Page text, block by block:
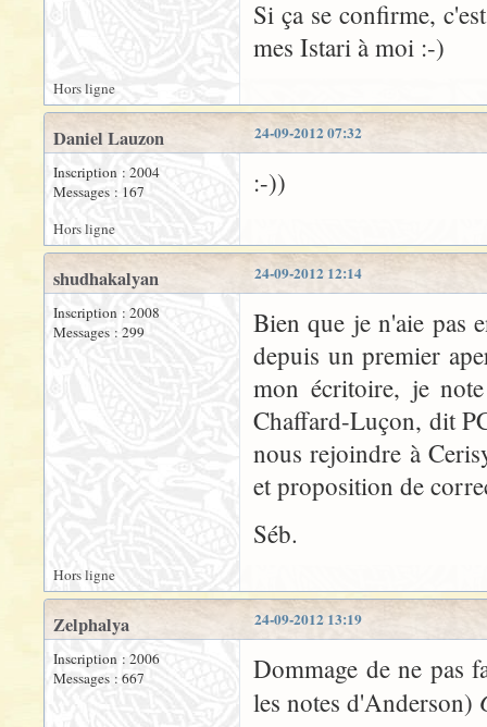
Si ça se confirme,
mes Istari à moi :-)
Hors ligne
24-09-2012 07:32
Daniel Lauzon
Inscription : 2004
Messages : 167
:-))
Hors ligne
24-09-2012 12:14
shudhakalyan
Inscription : 2008
Messages : 299
Bien que je n'aie pas
depuis un premier
mon écritoire, je
Chaffard-Luçon, dit
nous rejoindre à
et proposition de
Séb.
Hors ligne
24-09-2012 13:19
Zelphalya
Inscription : 2006
Messages : 667
Dommage de ne pas
les notes d'Anderson)